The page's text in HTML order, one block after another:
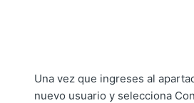
Una vez que ingreses al
nuevo usuario y selecciona